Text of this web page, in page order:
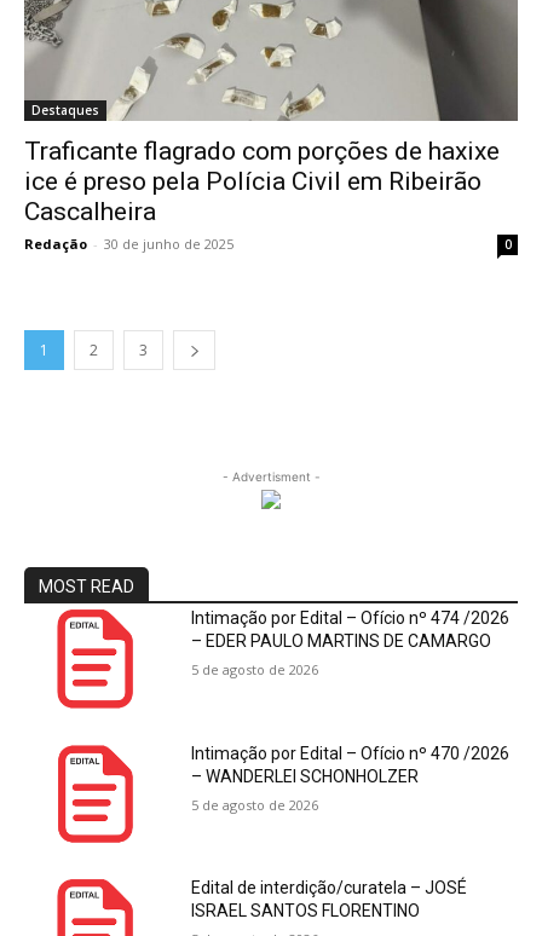
Destaques
Traficante flagrado com porções de haxixe
ice é preso pela Polícia Civil em Ribeirão
Cascalheira
Redação - 30 de junho de 2025 0
1 2 3
- Advertisment -
MOST READ
Intimação por Edital – Ofício nº 474 /2026
– EDER PAULO MARTINS DE CAMARGO
5 de agosto de 2026
Intimação por Edital – Ofício nº 470 /2026
– WANDERLEI SCHONHOLZER
5 de agosto de 2026
Edital de interdição/curatela – JOSÉ
ISRAEL SANTOS FLORENTINO